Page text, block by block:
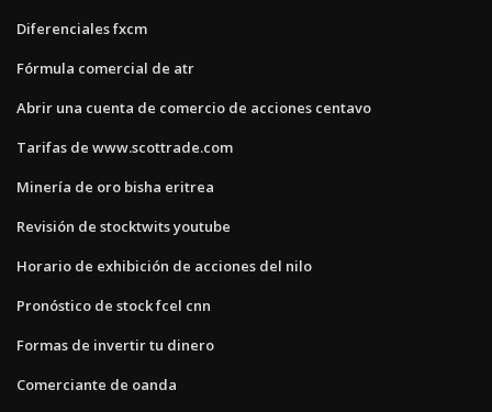
Diferenciales fxcm
Fórmula comercial de atr
Abrir una cuenta de comercio de acciones centavo
Tarifas de www.scottrade.com
Minería de oro bisha eritrea
Revisión de stocktwits youtube
Horario de exhibición de acciones del nilo
Pronóstico de stock fcel cnn
Formas de invertir tu dinero
Comerciante de oanda